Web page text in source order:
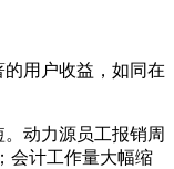
用户收益，如同在
动力源员工报销周
会计工作量大幅缩